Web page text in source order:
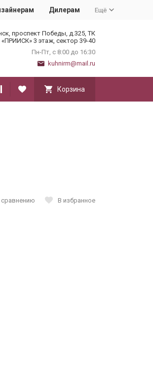
Дилерам Ещё
проспект Победы, д.325, ТК
«ПРИИСК» 3 этаж, сектор 39-40
Пн-Пт, с 8:00 до 16:30
kuhnirm@mail.ru
Корзина
сравнению В избранное